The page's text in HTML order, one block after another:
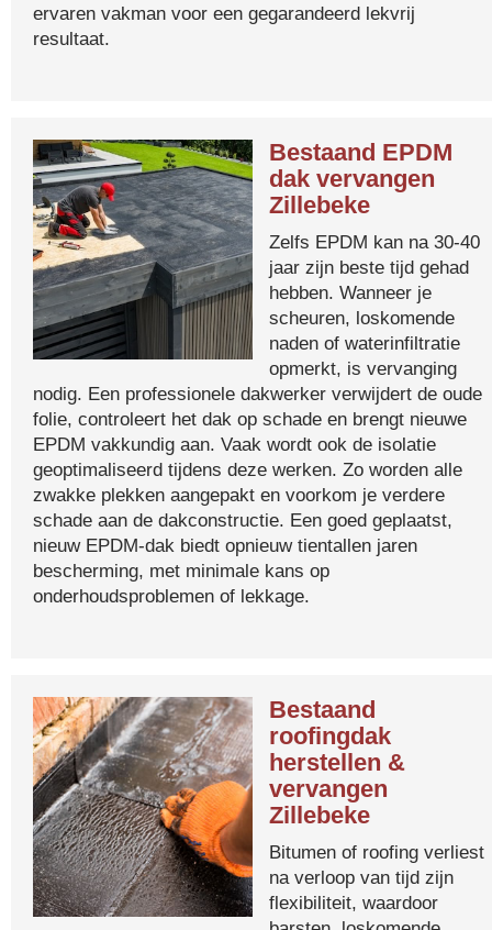
ervaren vakman voor een gegarandeerd lekvrij
resultaat.
Bestaand EPDM
dak vervangen
Zillebeke
Zelfs EPDM kan na 30-40
jaar zijn beste tijd gehad
hebben. Wanneer je
scheuren, loskomende
naden of waterinfiltratie
opmerkt, is vervanging
nodig. Een professionele dakwerker verwijdert de oude
folie, controleert het dak op schade en brengt nieuwe
EPDM vakkundig aan. Vaak wordt ook de isolatie
geoptimaliseerd tijdens deze werken. Zo worden alle
zwakke plekken aangepakt en voorkom je verdere
schade aan de dakconstructie. Een goed geplaatst,
nieuw EPDM-dak biedt opnieuw tientallen jaren
bescherming, met minimale kans op
onderhoudsproblemen of lekkage.
Bestaand
roofingdak
herstellen &
vervangen
Zillebeke
Bitumen of roofing verliest
na verloop van tijd zijn
flexibiliteit, waardoor